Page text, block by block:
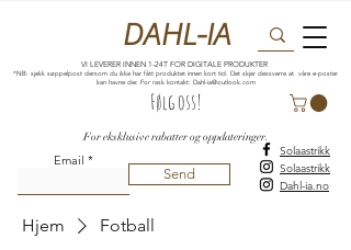
VI LEVERER INNEN 1-24T FOR DIGITALE PRODUKTER
*NB: sjekk søppelpost dersom du ikke har fått produktet innen kort tid. Det skjer dessverre at våre e-poster
kan havne der. For rask kontakt: Dahl-ia@outlook.com
DAHL-IA
For eksklusive rabatter og oppdateringer.
Følg oss!
Email
Send
Solaastrikk
Solaastrikk
Dahl-ia.no
Hjem Fotball